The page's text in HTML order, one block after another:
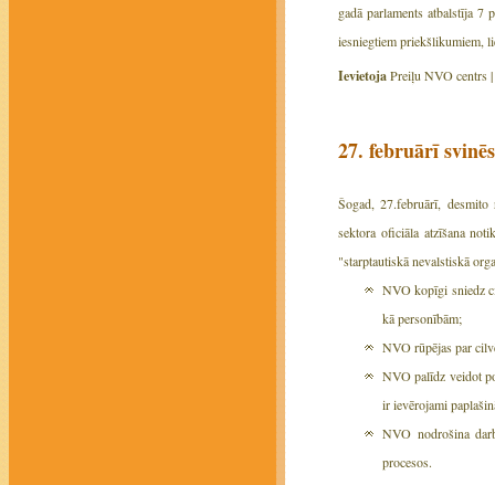
gadā parlaments atbalstīja 7
iesniegtiem priekšlikumiem,
IevietojaPreiļu NVO centrs |
27. februārī
Šogad, 27.februārī,
sektora oficiāla atzīšana
"starptautiskā nevalstiskā
NVO kopīgi sniedz
kā personībām;
NVO rūpējas par
NVO palīdz veidot
ir ievērojami
NVO nodrošina
procesos.